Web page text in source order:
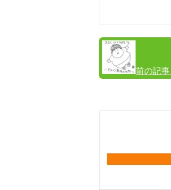
前の記事